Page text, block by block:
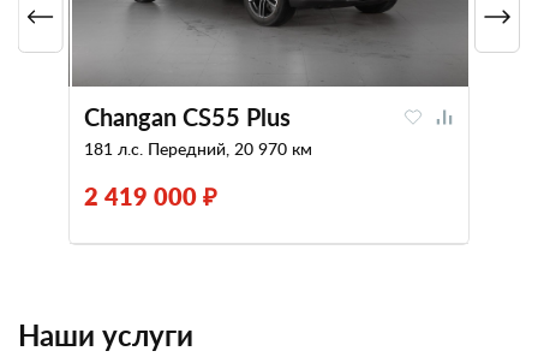
Changan CS55 Plus
181 л.с. Передний, 20 970 км
2 419 000 ₽
Наши услуги